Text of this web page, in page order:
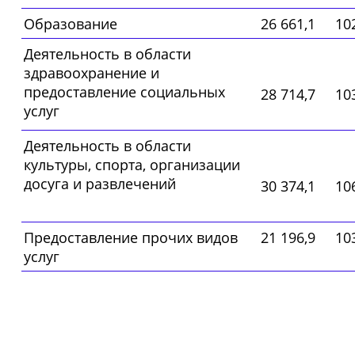
Образование 26 661,1
Деятельность в области
здравоохранение и
предоставление социальных
услуг
28 714,7
Деятельность в области
культуры, спорта, организации
досуга и развлечений
30 374,1
Предоставление прочих видов
услуг
21 196,9